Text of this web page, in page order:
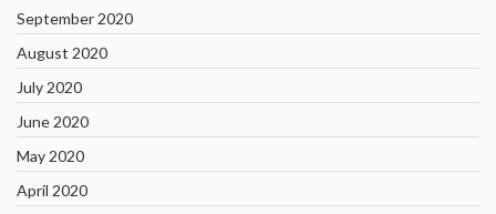
September 2020
August 2020
July 2020
June 2020
May 2020
April 2020